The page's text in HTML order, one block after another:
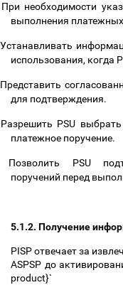
При необходимости
выполнения
Устанавливать
использования, когда
Представить
для подтверждения.
Разрешить PSU
платежное поручение.
Позволить PSU
поручений перед
5.1.2. Получение
PISP отвечает за
ASPSP до
product}`